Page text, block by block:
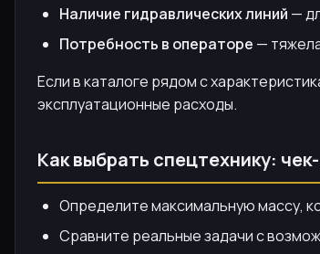
Наличие гидравлических линий —
Потребность в операторе —
Если в каталоге рядом с
эксплуатационные расходы.
Как выбрать спецтехнику:
Определите максимальную массу,
Сравните реальные задачи с